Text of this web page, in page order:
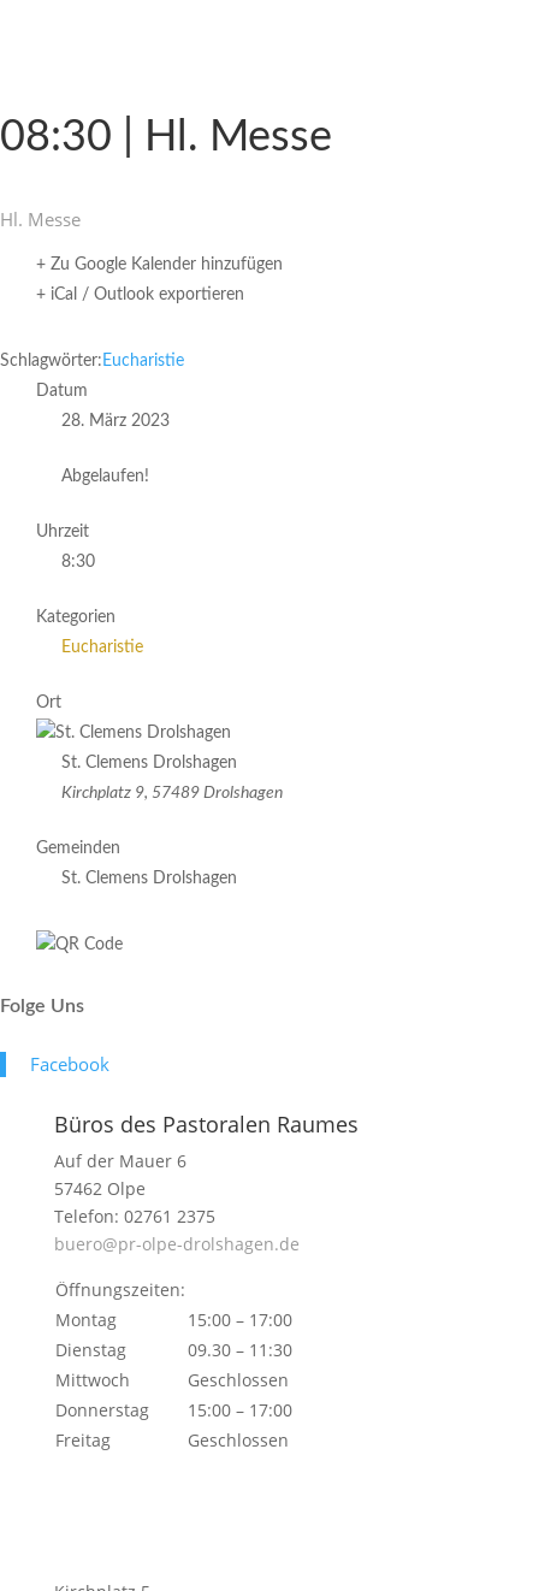
08:30 | Hl. Messe
Hl. Messe
+ Zu Google Kalender hinzufügen
+ iCal / Outlook exportieren
Schlagwörter: Eucharistie
Datum
28. März 2023
Abgelaufen!
Uhrzeit
8:30
Kategorien
Eucharistie
Ort
St. Clemens Drolshagen
Kirchplatz 9, 57489 Drolshagen
Gemeinden
St. Clemens Drolshagen
Folge Uns
Face­book
Büros des Pastoralen Raumes
Auf der Mauer 6
57462 Olpe
Telefon: 02761 2375
buero@pr-olpe-drolshagen.de
Öffnungszeiten:
Montag
15:00 – 17:00
Dienstag
09.30 – 11:30
Mittwoch
Geschlossen
Donnerstag
15:00 – 17:00
Freitag
Geschlossen